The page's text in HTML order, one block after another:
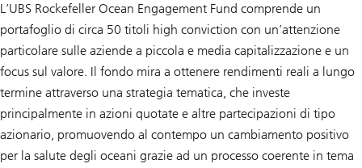
L’UBS Rockefeller Ocean Engagement Fund comprende un
portafoglio di circa 50 titoli high conviction con un’attenzione
particolare sulle aziende a piccola e media capitalizzazione e un
focus sul valore. Il fondo mira a ottenere rendimenti reali a lungo
termine attraverso una strategia tematica, che investe
principalmente in azioni quotate e altre partecipazioni di tipo
azionario, promuovendo al contempo un cambiamento positivo
per la salute degli oceani grazie ad un processo coerente in tema